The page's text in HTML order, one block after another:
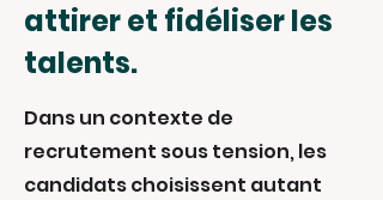
attirer et fidéliser les
talents.
Dans un contexte de
recrutement sous tension, les
candidats choisissent autant